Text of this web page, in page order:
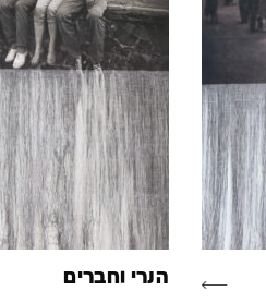
הנרי וחברים